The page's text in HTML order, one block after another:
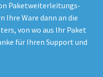
Paketweiterleitungs-
Ihre Ware dann an die
von wo aus Ihr Paket
für Ihren Support und
mit WooCommerce.